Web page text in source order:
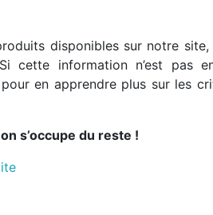
disponibles sur notre site,
cette information n’est pas
en apprendre plus sur les
s’occupe du reste !